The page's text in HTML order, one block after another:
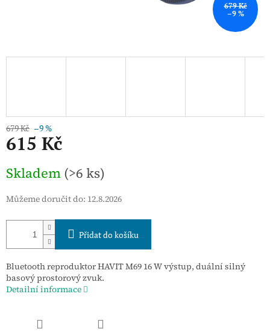
679 Kč
–9 %
679 Kč –9 %
615 Kč
cena:
Skladem (>6 ks)
Můžeme doručit do: 12.8.2026
Přidat do košíku
Bluetooth reproduktor HAVIT M69 16 W výstup, duální silný
basový prostorový zvuk.
Detailní informace